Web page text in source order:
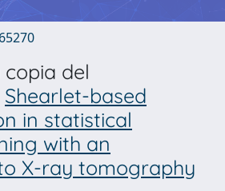
copia del
Shearlet-based
in statistical
with an
X-ray tomography